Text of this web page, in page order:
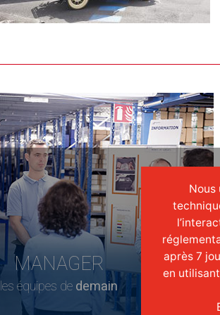
MANAGER
les équipes dedemain
Nous
après 7
en